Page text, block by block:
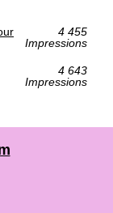
4 455
Impressions
4 643
Impressions